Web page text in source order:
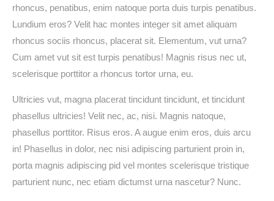
rhoncus, penatibus, enim natoque porta duis turpis penatibus.
Lundium eros? Velit hac montes integer sit amet aliquam
rhoncus sociis rhoncus, placerat sit. Elementum, vut urna?
Cum amet vut sit est turpis penatibus! Magnis risus nec ut,
scelerisque porttitor a rhoncus tortor urna, eu.
Ultricies vut, magna placerat tincidunt tincidunt, et tincidunt
phasellus ultricies! Velit nec, ac, nisi. Magnis natoque,
phasellus porttitor. Risus eros. A augue enim eros, duis arcu
in! Phasellus in dolor, nec nisi adipiscing parturient proin in,
porta magnis adipiscing pid vel montes scelerisque tristique
parturient nunc, nec etiam dictumst urna nascetur? Nunc.